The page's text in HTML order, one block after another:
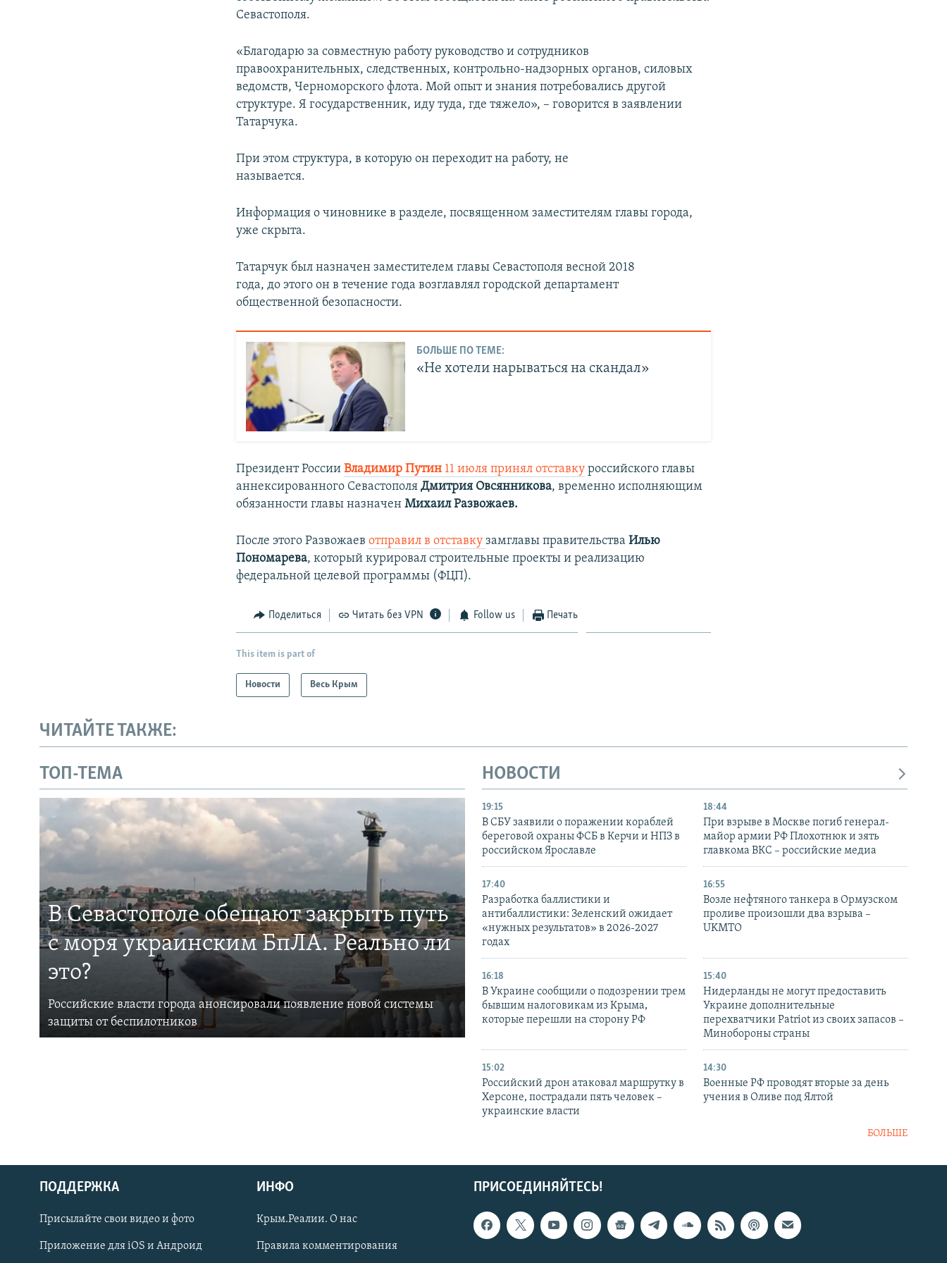
Українською
Qırımtatar
Севастополя.
«Благодарю за совместную работу руководство и сотрудников
правоохранительных, следственных, контрольно-надзорных органов, силовых
ведомств, Черноморского флота. Мой опыт и знания потребовались другой
структуре. Я государственник, иду туда, где тяжело», – говорится в заявлении
Татарчука.
При этом структура, в которую он переходит на работу, не
называется.
Информация о чиновнике в разделе, посвященном заместителям главы города,
уже скрыта.
Татарчук был назначен заместителем главы Севастополя весной 2018
года, до этого он в течение года возглавлял городской департамент
общественной безопасности.
БОЛЬШЕ ПО ТЕМЕ:
«Не хотели нарываться на скандал»
Президент РоссииВладимир Путин 11 июля принял отставку российского главы
аннексированного СевастополяДмитрия Овсянникова, временно исполняющим
обязанности главы назначенМихаил Развожаев.
После этого Развожаев отправил в отставкузамглавы правительстваИлью
Пономарева, который курировал строительные проекты и реализацию
федеральной целевой программы (ФЦП).
Поделиться Читать без VPN Follow us Печать
This item is part of
Новости Весь Крым
ЧИТАЙТЕ ТАКЖЕ:
ТОП-ТЕМА
В Севастополе обещают закрыть путь
с моря украинским БпЛА. Реально ли
это?
Российские власти города анонсировали появление новой системы
защиты от беспилотников
НОВОСТИ
19:15
В СБУ заявили о поражении кораблей
береговой охраны ФСБ в Керчи и НПЗ в
российском Ярославле
18:44
При взрыве в Москве погиб генерал-
майор армии РФ Плохотнюк и зять
главкома ВКС – российские медиа
17:40
Разработка баллистики и
антибаллистики: Зеленский ожидает
«нужных результатов» в 2026-2027
годах
16:55
Возле нефтяного танкера в Ормузском
проливе произошли два взрыва –
UKMTO
16:18
В Украине сообщили о подозрении трем
бывшим налоговикам из Крыма,
которые перешли на сторону РФ
15:40
Нидерланды не могут предоставить
Украине дополнительные
перехватчики Patriot из своих запасов –
Минобороны страны
15:02
Российский дрон атаковал маршрутку в
Херсоне, пострадали пять человек –
украинские власти
14:30
Военные РФ проводят вторые за день
учения в Оливе под Ялтой
БОЛЬШЕ
ПРИСОЕДИНЯЙТЕСЬ!
ПОДДЕРЖКА
Присылайте свои видео и фото
Приложение для iOS и Андроид
ИНФО
Крым.Реалии. О нас
Правила комментирования